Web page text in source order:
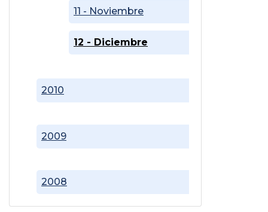
2008
2009
2010
11 - Noviembre
12 - Diciembre